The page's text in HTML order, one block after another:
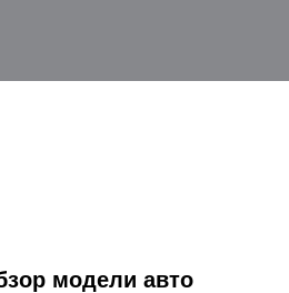
модели авто